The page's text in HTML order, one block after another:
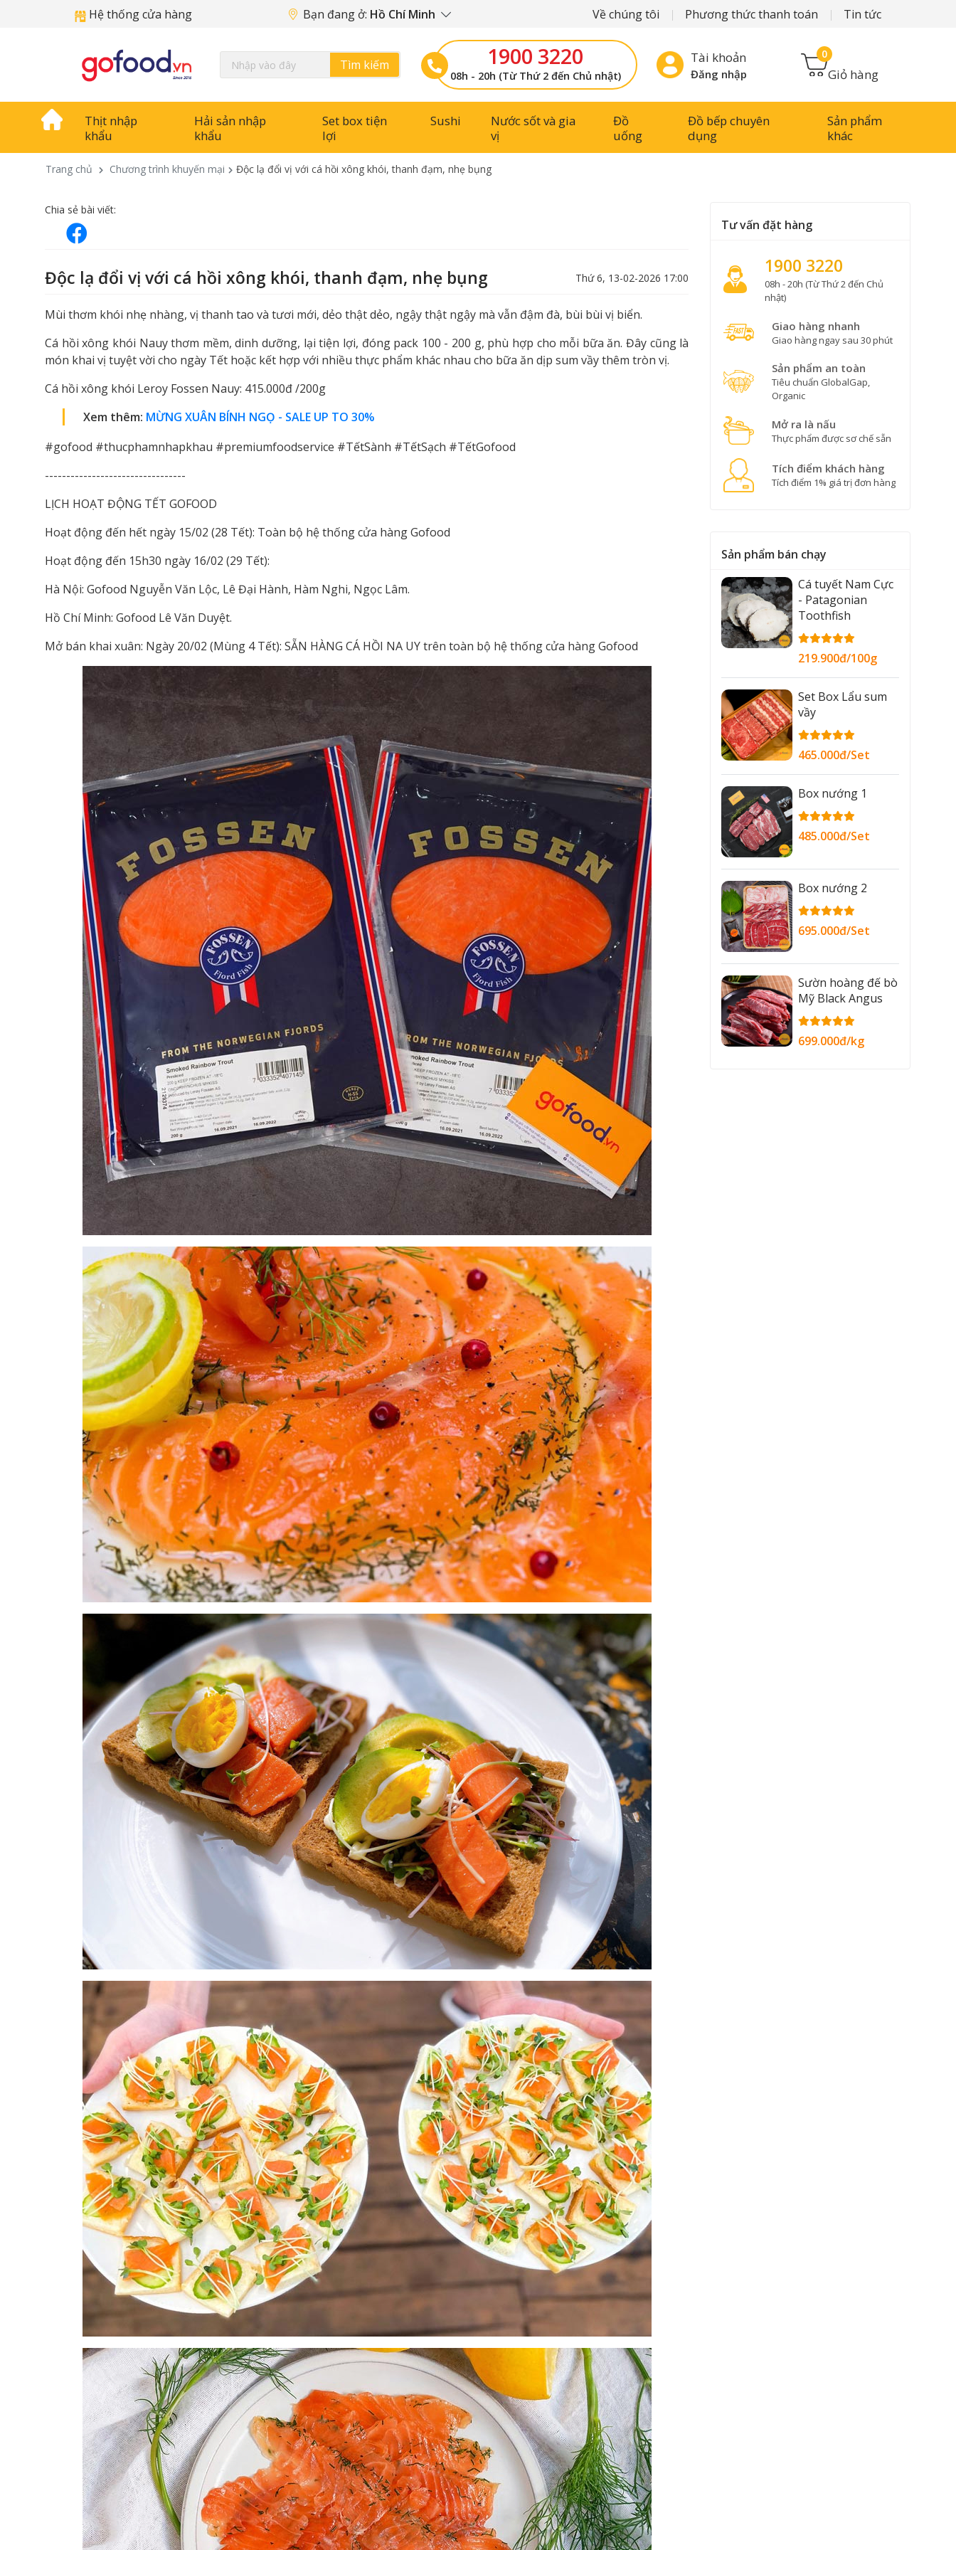
Hệ thống cửa hàng Bạn đang ở: Hồ Chí Minh Về chúng tôi Phương thức thanh toán Tin tức
Tìm kiếm 1900 3220
08h - 20h (Từ Thứ 2 đến Chủ nhật)
Tài khoản
Đăng nhập Giỏ hàng
0
Thịt nhập
khẩu
Hải sản nhập
khẩu
Set box tiện
lợi
Sushi
Nước sốt và gia
vị
Đồ
uống
Đồ bếp chuyên
dụng
Sản phẩm
khác
Trang chủ Chương trình khuyến mại Độc lạ đổi vị với cá hồi xông khói, thanh đạm, nhẹ bụng
Chia sẻ bài viết:
Độc lạ đổi vị với cá hồi xông khói, thanh đạm, nhẹ bụng Thứ 6, 13-02-2026 17:00
Mùi thơm khói nhẹ nhàng, vị thanh tao và tươi mới, dẻo thật dẻo, ngậy thật ngậy mà vẫn đậm đà, bùi bùi vị biển.
Cá hồi xông khói Nauy thơm mềm, dinh dưỡng, lại tiện lợi, đóng pack 100 - 200 g, phù hợp cho mỗi bữa ăn. Đây cũng là
món khai vị tuyệt vời cho ngày Tết hoặc kết hợp với nhiều thực phẩm khác nhau cho bữa ăn dịp sum vầy thêm tròn vị.
Cá hồi xông khói Leroy Fossen Nauy: 415.000đ /200g
Xem thêm: MỪNG XUÂN BÍNH NGỌ - SALE UP TO 30%
#gofood #thucphamnhapkhau #premiumfoodservice #TếtSành #TếtSạch #TếtGofood
---------------------------------
LỊCH HOẠT ĐỘNG TẾT GOFOOD
Hoạt động đến hết ngày 15/02 (28 Tết): Toàn bộ hệ thống cửa hàng Gofood
Hoạt động đến 15h30 ngày 16/02 (29 Tết):
Hà Nội: Gofood Nguyễn Văn Lộc, Lê Đại Hành, Hàm Nghi, Ngọc Lâm.
Hồ Chí Minh: Gofood Lê Văn Duyệt.
Mở bán khai xuân: Ngày 20/02 (Mùng 4 Tết): SẴN HÀNG CÁ HỒI NA UY trên toàn bộ hệ thống cửa hàng Gofood
Tư vấn đặt hàng
1900 3220
08h - 20h (Từ Thứ 2 đến Chủ
nhật)
Giao hàng nhanh
Giao hàng ngay sau 30 phút
Sản phẩm an toàn
Tiêu chuẩn GlobalGap,
Organic
Mở ra là nấu
Thực phẩm được sơ chế sẵn
Tích điểm khách hàng
Tích điểm 1% giá trị đơn hàng
Sản phẩm bán chạy
Cá tuyết Nam Cực
- Patagonian
Toothfish
219.900đ/100g
Set Box Lẩu sum
vầy
465.000đ/Set
Box nướng 1
485.000đ/Set
Box nướng 2
695.000đ/Set
Sườn hoàng đế bò
Mỹ Black Angus
699.000đ/kg